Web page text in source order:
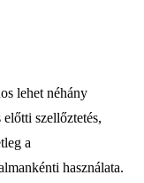
lehet néhány
szellőztetés,
a
használata.